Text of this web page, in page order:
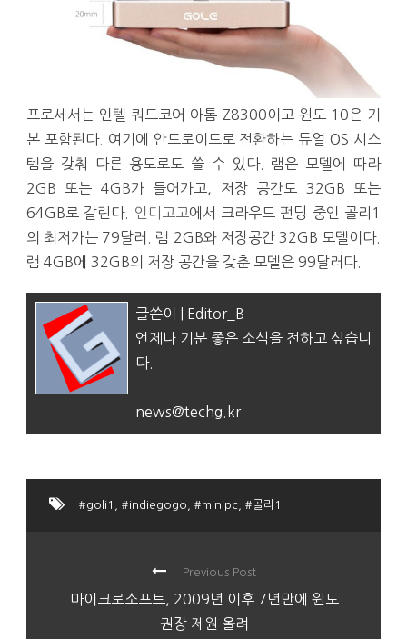
프로세서는 인텔 쿼드코어 아톰 Z8300이고 윈도 10은 기
본 포함된다. 여기에 안드로이드로 전환하는 듀얼 OS 시스
템을 갖춰 다른 용도로도 쓸 수 있다. 램은 모델에 따라
2GB 또는 4GB가 들어가고, 저장 공간도 32GB 또는
64GB로 갈린다. 인디고고에서 크라우드 펀딩 중인 골리1
의 최저가는 79달러. 램 2GB와 저장공간 32GB 모델이다.
램 4GB에 32GB의 저장 공간을 갖춘 모델은 99달러다.
글쓴이 | Editor_B
언제나 기분 좋은 소식을 전하고 싶습니
다.
news@techg.kr
#goli1 #indiegogo #minipc #골리1
Previous Post
마이크로소프트, 2009년 이후 7년만에 윈도
권장 제원 올려